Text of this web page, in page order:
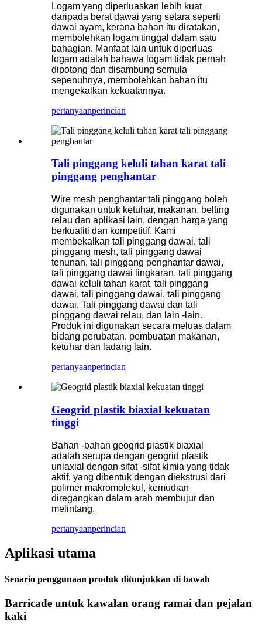
Logam yang diperluaskan lebih kuat
daripada berat dawai yang setara seperti
dawai ayam, kerana bahan itu diratakan,
membolehkan logam tinggal dalam satu
bahagian. Manfaat lain untuk diperluas
logam adalah bahawa logam tidak pernah
dipotong dan disambung semula
sepenuhnya, membolehkan bahan itu
mengekalkan kekuatannya.
pertanyaanperincian
Tali pinggang keluli tahan karat tali
pinggang penghantar
Wire mesh penghantar tali pinggang boleh
digunakan untuk ketuhar, makanan, belting
relau dan aplikasi lain, dengan harga yang
berkualiti dan kompetitif. Kami
membekalkan tali pinggang dawai, tali
pinggang mesh, tali pinggang dawai
tenunan, tali pinggang penghantar dawai,
tali pinggang dawai lingkaran, tali pinggang
dawai keluli tahan karat, tali pinggang
dawai, tali pinggang dawai, tali pinggang
dawai, Tali pinggang dawai dan tali
pinggang dawai relau, dan lain -lain.
Produk ini digunakan secara meluas dalam
bidang perubatan, pembuatan makanan,
ketuhar dan ladang lain.
pertanyaanperincian
Geogrid plastik biaxial kekuatan
tinggi
Bahan -bahan geogrid plastik biaxial
adalah serupa dengan geogrid plastik
uniaxial dengan sifat -sifat kimia yang tidak
aktif, yang dibentuk dengan diekstrusi dari
polimer makromolekul, kemudian
diregangkan dalam arah membujur dan
melintang.
pertanyaanperincian
Aplikasi utama
Senario penggunaan produk ditunjukkan di bawah
Barricade untuk kawalan orang ramai dan pejalan
kaki